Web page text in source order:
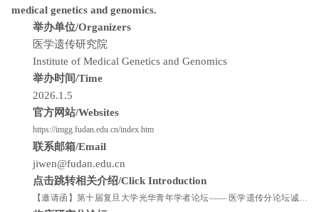
medical genetics and genomics.
举办单位/Organizers
医学遗传研究院
Institute of Medical Genetics and Genomics
举办时间/Time
2026.1.5
官方网站/Websites
https://imgg.fudan.edu.cn/index.htm
联系邮箱/Email
jiwen@fudan.edu.cn
点击跳转相关介绍/Click Introduction
【邀请函】第十届复旦大学光华青年学者论坛—— 医学遗传分论坛诚邀